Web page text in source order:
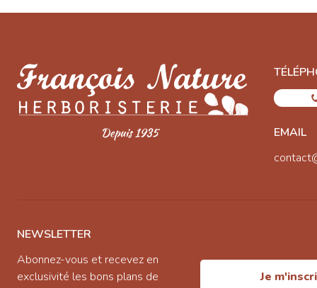
EMAIL
NEWSLETTER
Abonnez-vous et recevez en
exclusivité les bons plans de
Je